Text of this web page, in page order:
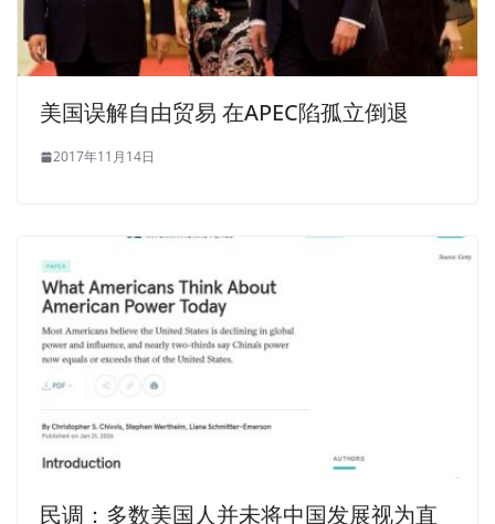
美国误解自由贸易 在APEC陷孤立倒退
2017年11月14日
民调：多数美国人并未将中国发展视为直